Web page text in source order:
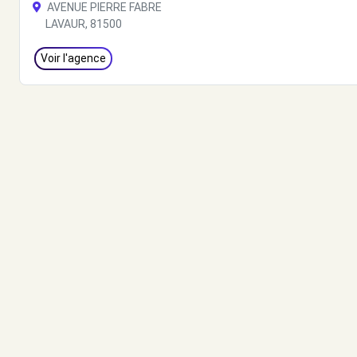
AVENUE PIERRE FABRE
LAVAUR, 81500
Voir l'agence